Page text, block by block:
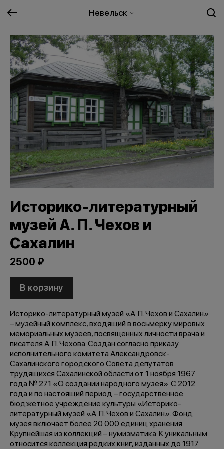
Невельск
Историко-литературный
музей А. П. Чехов и
Сахалин
2500 ₽
В корзину
Историко-литературный музей «А. П. Чехов и Сахалин»
– музейный комплекс, входящий в восьмерку мировых
мемориальных музеев, посвященных личности врача и
писателя А. П. Чехова. Создан согласно приказу
исполнительного комитета Александровск-
Сахалинского городского Совета депутатов
трудящихся Сахалинской области от 1 ноября 1967
года № 271 «О создании народного музея». С 2012
года и по настоящий период – государственное
бюджетное учреждение культуры «Историко-
литературный музей «А. П. Чехов и Сахалин». Фонд
музея включает более 20 000 единиц хранения.
Крупнейшая из коллекций – нумизматика. К уникальным
относится коллекция редких книг, изданных до 1917